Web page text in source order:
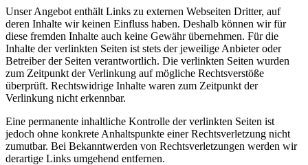
Unser Angebot enthält Links zu externen Webseiten Dritter, auf
deren Inhalte wir keinen Einfluss haben. Deshalb können wir für
diese fremden Inhalte auch keine Gewähr übernehmen. Für die
Inhalte der verlinkten Seiten ist stets der jeweilige Anbieter oder
Betreiber der Seiten verantwortlich. Die verlinkten Seiten wurden
zum Zeitpunkt der Verlinkung auf mögliche Rechtsverstöße
überprüft. Rechtswidrige Inhalte waren zum Zeitpunkt der
Verlinkung nicht erkennbar.
Eine permanente inhaltliche Kontrolle der verlinkten Seiten ist
jedoch ohne konkrete Anhaltspunkte einer Rechtsverletzung nicht
zumutbar. Bei Bekanntwerden von Rechtsverletzungen werden wir
derartige Links umgehend entfernen.